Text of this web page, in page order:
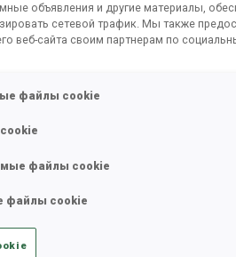
SERENA
объявления и другие материалы,
сетевой трафик. Мы также
веб-сайта своим партнерам по
файлы cookie
файлы cookie
файлы cookie